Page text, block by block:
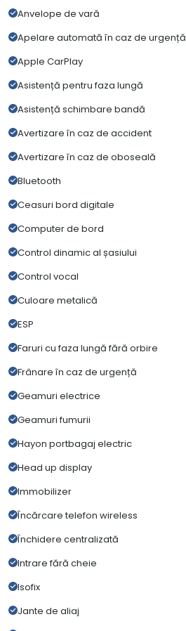
Anvelope de vară
Apelare automată în caz de urgență
Apple CarPlay
Asistență pentru faza lungă
Asistență schimbare bandă
Avertizare în caz de accident
Avertizare în caz de oboseală
Bluetooth
Ceasuri bord digitale
Computer de bord
Control dinamic al șasiului
Control vocal
Culoare metalică
ESP
Faruri cu faza lungă fără orbire
Frânare în caz de urgență
Geamuri electrice
Geamuri fumurii
Hayon portbagaj electric
Head up display
Immobilizer
Încărcare telefon wireless
Închidere centralizată
Intrare fără cheie
Isofix
Jante de aliaj